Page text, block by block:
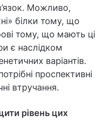
Можливо,
білки тому, що
тому, що мають ці
є наслідком
варіантів.
проспективні
втручання.
рівень цих